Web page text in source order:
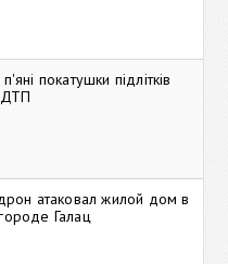
покатушки підлітків
ДТП
атаковал жилой дом в
Галац